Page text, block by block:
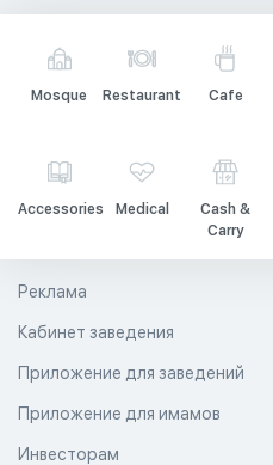
Mosque Restaurant Cafe
Accessories Medical
Cash &
Carry
Реклама
Кабинет заведения
Приложение для заведений
Приложение для имамов
Инвесторам